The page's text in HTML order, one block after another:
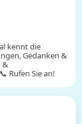
kennt die
Gedanken &
&
Rufen Sie an!